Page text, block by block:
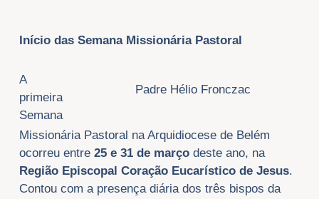
Início das Semana Missionária Pastoral
Padre Hélio Fronczac
A
primeira
Semana
Missionária Pastoral na Arquidiocese de Belém
ocorreu entre 25 e 31 de marçodeste ano, na
Região Episcopal Coração Eucarístico de Jesus.
Contou com a presença diária dos três bispos da